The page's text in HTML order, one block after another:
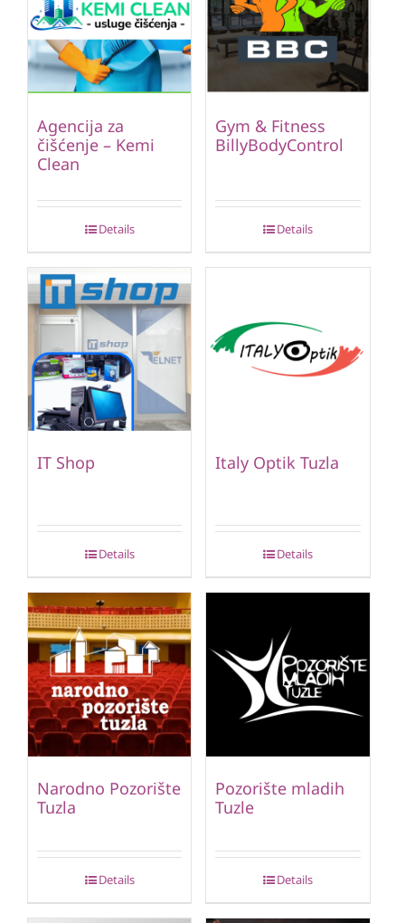
Agencija za
čišćenje – Kemi
Clean
Details
Gym & Fitness
BillyBodyControl
Details
IT Shop
Details
Italy Optik Tuzla
Details
Narodno Pozorište
Tuzla
Details
Pozorište mladih
Tuzle
Details